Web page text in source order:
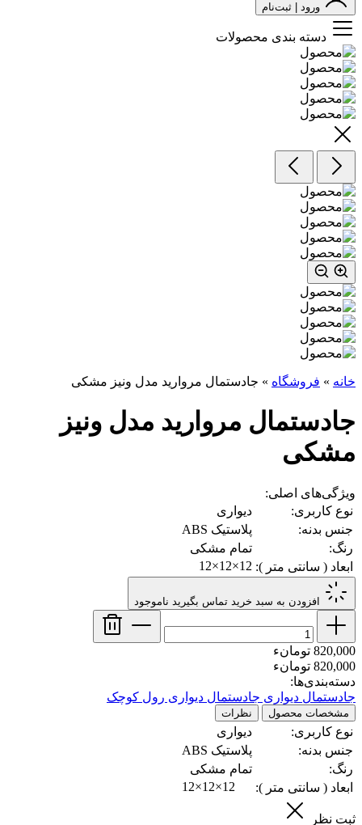
ورود | ثبت‌نام
دسته بندی محصولات
خانه » فروشگاه » جادستمال‌ مروارید مدل ونیز مشکی
جادستمال‌ مروارید مدل ونیز
مشکی
ویژگی‌های اصلی:
نوع کاربری:
دیواری
جنس بدنه:
پلاستیک ABS
رنگ:
تمام مشکی
ابعاد ( سانتی متر ): 12×12×12
افزودن به سبد خرید تماس بگیرید ناموجود
820,000 تومانء
820,000 تومانء
دسته‌بندی‌ها:
جادستمال دیواری جادستمال دیواری رول کوچک
مشخصات محصول نظرات
نوع کاربری:
دیواری
جنس بدنه:
پلاستیک ABS
رنگ:
تمام مشکی
ابعاد ( سانتی متر ):
12×12×12
ثبت نظر